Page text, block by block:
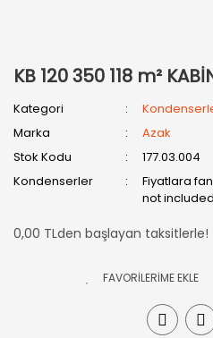
KB 120 350 118 m²
Kategori
Marka
Azak
Stok Kodu
177.03.004
Kondenserler
Fiyatlara
not
0,00 TLden başlayan taksitlerle!